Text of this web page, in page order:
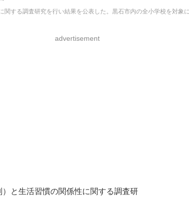
する調査研究を行い結果を公表した。黒石市内の全小学校を対
advertisement
と生活習慣の関係性に関する調査研